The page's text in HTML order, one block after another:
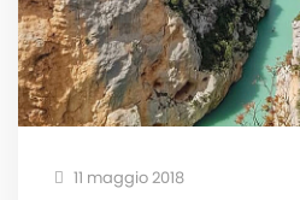
11 maggio 2018